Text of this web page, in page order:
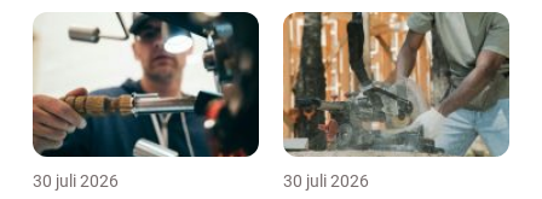
30 juli 2026 30 juli 2026